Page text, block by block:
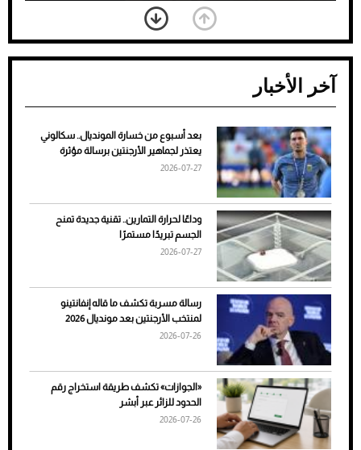
ضعف تبريد مكيف السيارة عند الوقوف.. أشهر
الأسباب والحلول
7 نصائح لاختيار لون البنطلون المناسب للقميص
الأسود
آخر الأخبار
بعد أسبوع من خسارة المونديال.. سكالوني
يعتذر لجماهير الأرجنتين برسالة مؤثرة
2026-07-27
وداعًا لحرارة التمارين.. تقنية جديدة تمنح
الجسم تبريدًا مستمرًا
2026-07-27
رسالة مسربة تكشف ما قاله إنفانتينو
لمنتخب الأرجنتين بعد مونديال 2026
2026-07-26
«الجوازات» تكشف طريقة استخراج رقم
الحدود للزائر عبر أبشر
2026-07-26